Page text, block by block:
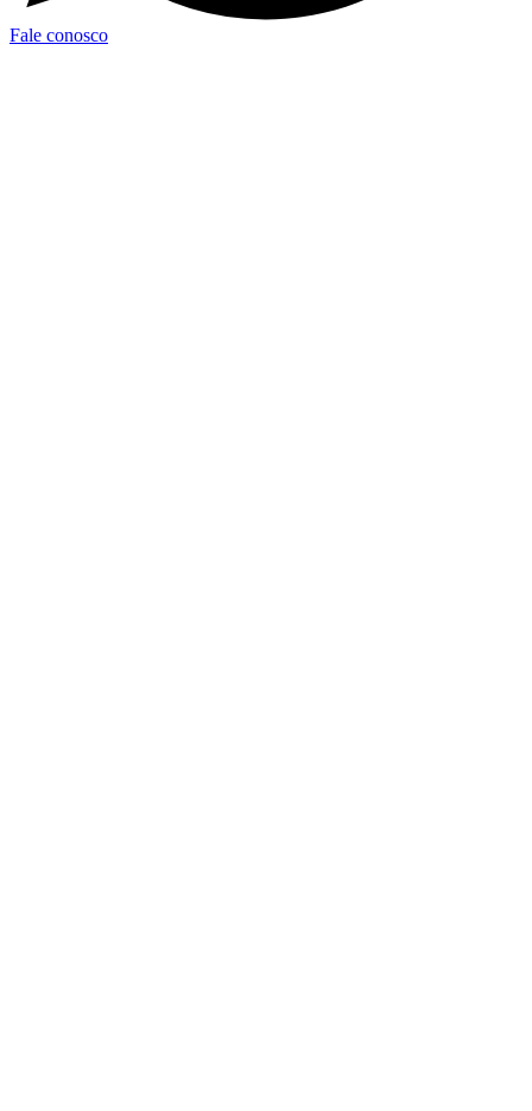
Fale conosco